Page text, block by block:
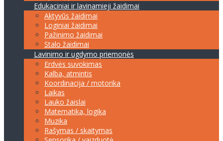
Edukaciniai ir lavinamieji žaidimai
Aktyvūs žaidimai
Loginiai žaidimai
Pažinimo žaidimai
Stalo žaidimai
Lavinimo ir ugdymo priemonės
Erdvės suvokimas
Kalba, atmintis
Koordinacija / motorika
Laikas
Lauko žaislai
Matematika, logika
Muzika
Rašymas / skaitymas